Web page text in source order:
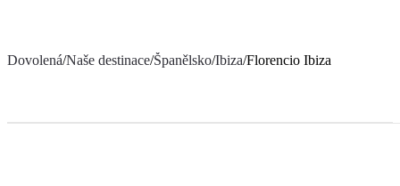
Dovolená/Naše destinace/Španělsko/Ibiza/Florencio Ibiza